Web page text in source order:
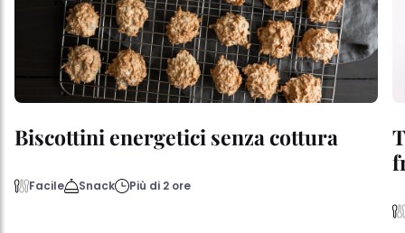
Biscottini energetici senza cottura
Facile Snack Più di 2 ore